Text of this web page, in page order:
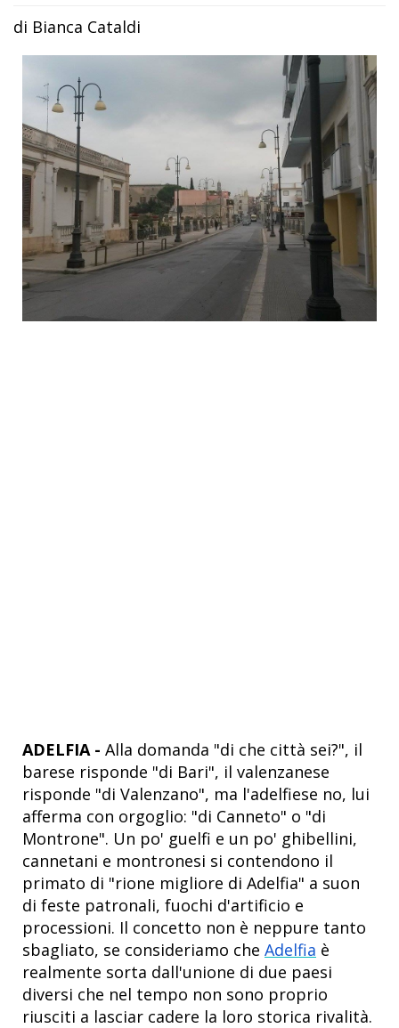
di Bianca Cataldi
ADELFIA - Alla domanda "di che città sei?", il
barese risponde "di Bari", il valenzanese
risponde "di Valenzano", ma l'adelfiese no, lui
afferma con orgoglio: "di Canneto" o "di
Montrone". Un po' guelfi e un po' ghibellini,
cannetani e montronesi si contendono il
primato di "rione migliore di Adelfia" a suon
di feste patronali, fuochi d'artificio e
processioni. Il concetto non è neppure tanto
sbagliato, se consideriamo che Adelfia è
realmente sorta dall'unione di due paesi
diversi che nel tempo non sono proprio
riusciti a lasciar cadere la loro storica rivalità.